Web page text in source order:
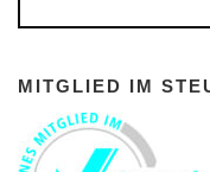
MITGLIED IM